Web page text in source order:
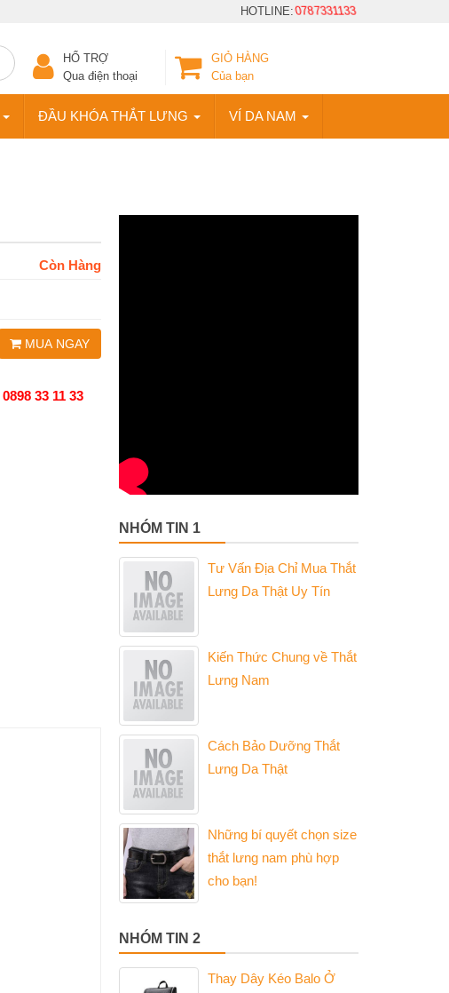
HOTLINE:0787331133
HỔ TRỢ
Qua điện thoại
GIỎ HÀNG
Của bạn
ĐẦU KHÓA THẮT LƯNG VÍ DA NAM
Còn Hàng
MUA NGAY
0898 33 11 33
NHÓM TIN 1
Tư Vấn Địa Chỉ Mua Thắt
Lưng Da Thật Uy Tín
Kiến Thức Chung về Thắt
Lưng Nam
Cách Bảo Dưỡng Thắt
Lưng Da Thật
Những bí quyết chọn size
thắt lưng nam phù hợp
cho bạn!
NHÓM TIN 2
Thay Dây Kéo Balo Ở